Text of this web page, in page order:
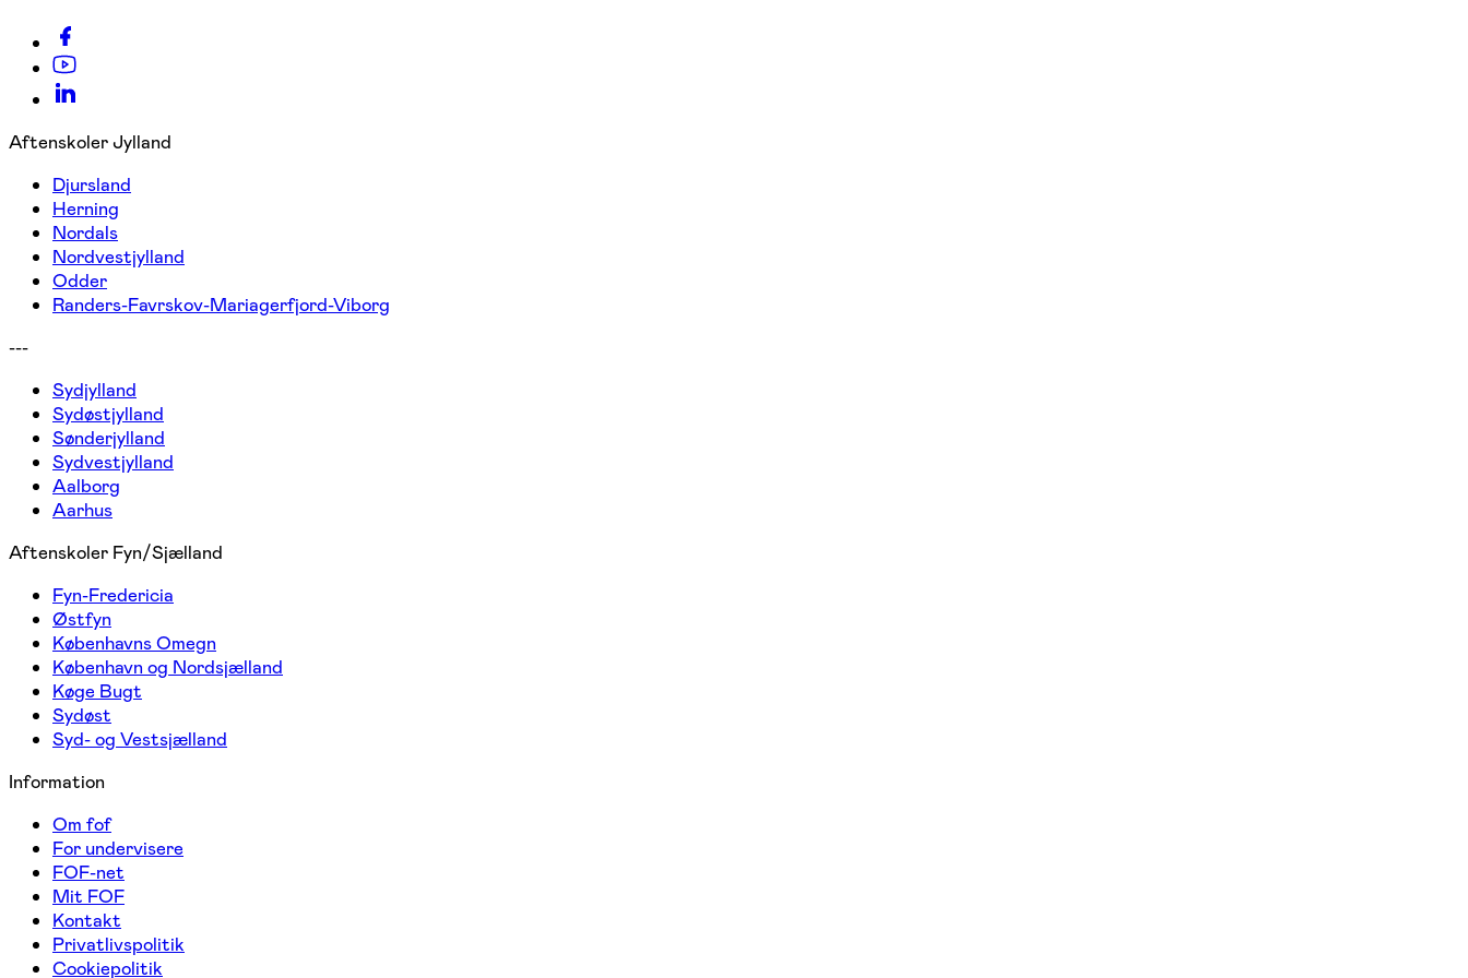
Aftenskoler Jylland
Djursland
Herning
Nordals
Nordvestjylland
Odder
Randers-Favrskov-Mariagerfjord-Viborg
---
Sydjylland
Sydøstjylland
Sønderjylland
Sydvestjylland
Aalborg
Aarhus
Aftenskoler Fyn/Sjælland
Fyn-Fredericia
Østfyn
Københavns Omegn
København og Nordsjælland
Køge Bugt
Sydøst
Syd- og Vestsjælland
Information
Om fof
For undervisere
FOF-net
Mit FOF
Kontakt
Privatlivspolitik
Cookiepolitik